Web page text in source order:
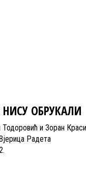
ОБРУКАЛИ
и Зоран
Радета